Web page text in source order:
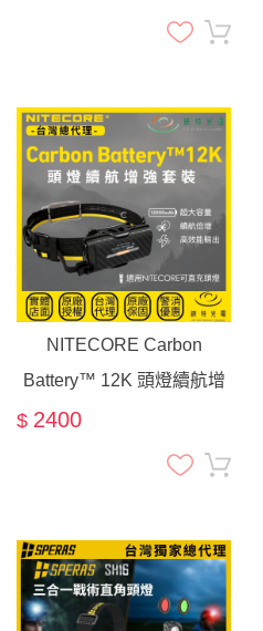
NITECORE Carbon
Battery™ 12K 頭燈續航增
強套裝 12000mAh 輕量 露
營登山 適用NITECORE可
$ 2400